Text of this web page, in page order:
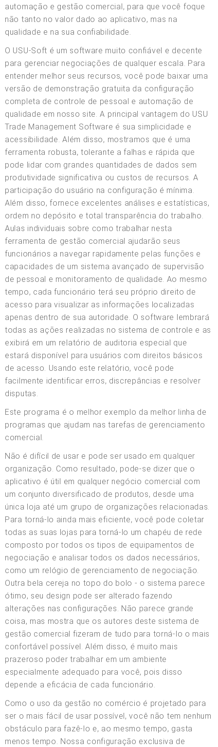
automação e gestão comercial, para que você foque
não tanto no valor dado ao aplicativo, mas na
qualidade e na sua confiabilidade.
O USU-Soft é um software muito confiável e decente
para gerenciar negociações de qualquer escala. Para
entender melhor seus recursos, você pode baixar uma
versão de demonstração gratuita da configuração
completa de controle de pessoal e automação de
qualidade em nosso site. A principal vantagem do USU
Trade Management Software é sua simplicidade e
acessibilidade. Além disso, mostramos que é uma
ferramenta robusta, tolerante a falhas e rápida que
pode lidar com grandes quantidades de dados sem
produtividade significativa ou custos de recursos. A
participação do usuário na configuração é mínima.
Além disso, fornece excelentes análises e estatísticas,
ordem no depósito e total transparência do trabalho.
Aulas individuais sobre como trabalhar nesta
ferramenta de gestão comercial ajudarão seus
funcionários a navegar rapidamente pelas funções e
capacidades de um sistema avançado de supervisão
de pessoal e monitoramento de qualidade. Ao mesmo
tempo, cada funcionário terá seu próprio direito de
acesso para visualizar as informações localizadas
apenas dentro de sua autoridade. O software lembrará
todas as ações realizadas no sistema de controle e as
exibirá em um relatório de auditoria especial que
estará disponível para usuários com direitos básicos
de acesso. Usando este relatório, você pode
facilmente identificar erros, discrepâncias e resolver
disputas.
Este programa é o melhor exemplo da melhor linha de
programas que ajudam nas tarefas de gerenciamento
comercial.
Não é difícil de usar e pode ser usado em qualquer
organização. Como resultado, pode-se dizer que o
aplicativo é útil em qualquer negócio comercial com
um conjunto diversificado de produtos, desde uma
única loja até um grupo de organizações relacionadas.
Para torná-lo ainda mais eficiente, você pode coletar
todas as suas lojas para torná-lo um chapéu de rede
composto por todos os tipos de equipamentos de
negociação e analisar todos os dados necessários,
como um relógio de gerenciamento de negociação.
Outra bela cereja no topo do bolo - o sistema parece
ótimo, seu design pode ser alterado fazendo
alterações nas configurações. Não parece grande
coisa, mas mostra que os autores deste sistema de
gestão comercial fizeram de tudo para torná-lo o mais
confortável possível. Além disso, é muito mais
prazeroso poder trabalhar em um ambiente
especialmente adequado para você, pois disso
depende a eficácia de cada funcionário.
Como o uso da gestão no comércio é projetado para
ser o mais fácil de usar possível, você não tem nenhum
obstáculo para fazê-lo e, ao mesmo tempo, gasta
menos tempo. Nossa configuração exclusiva de